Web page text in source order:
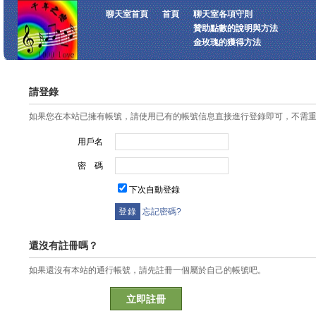
聊天室首頁 首頁
聊天室各項守則
贊助點數的說明與方法
金玫瑰的獲得方法
請登錄
如果您在本站已擁有帳號，請使用已有的帳號信息直接進行登錄即可，不需
用戶名
密 碼
下次自動登錄
忘記密碼?
還沒有註冊嗎？
如果還沒有本站的通行帳號，請先註冊一個屬於自己的帳號吧。
立即註冊